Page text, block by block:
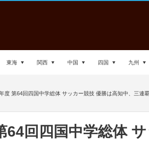
東海 関西 中国 四国 九州
度 第64回四国中学総体 サッカー競技 優勝は高知中、三連
64回四国中学総体